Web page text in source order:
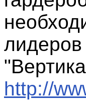
лидеров
http://